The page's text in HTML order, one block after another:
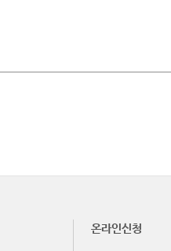
온라인신청